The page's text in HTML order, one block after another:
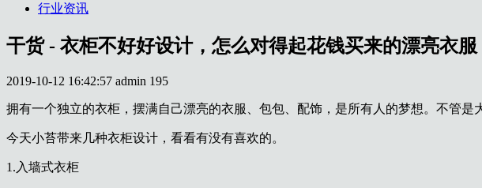
行业资讯
干货 - 衣柜不好好设计，怎么对得起花钱买来的漂亮衣服
2019-10-12 16:42:57 admin 195
拥有一个独立的衣柜，摆满自己漂亮的衣服、包包、配饰，是所有人的梦想。不管
今天小苔带来几种衣柜设计，看看有没有喜欢的。
1.入墙式衣柜